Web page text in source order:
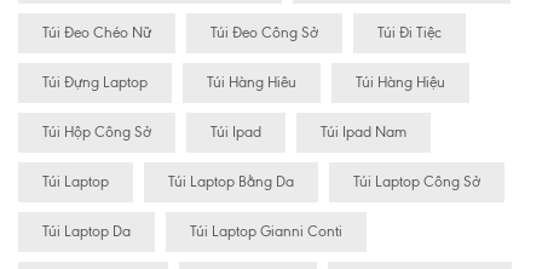
Túi Đeo Chéo Nữ Túi Đeo Công Sở Túi Đi Tiệc
Túi Đựng Laptop Túi Hàng Hiêu Túi Hàng Hiệu
Túi Hộp Công Sở Túi Ipad Túi Ipad Nam
Túi Laptop Túi Laptop Bằng Da Túi Laptop Công Sở
Túi Laptop Da Túi Laptop Gianni Conti